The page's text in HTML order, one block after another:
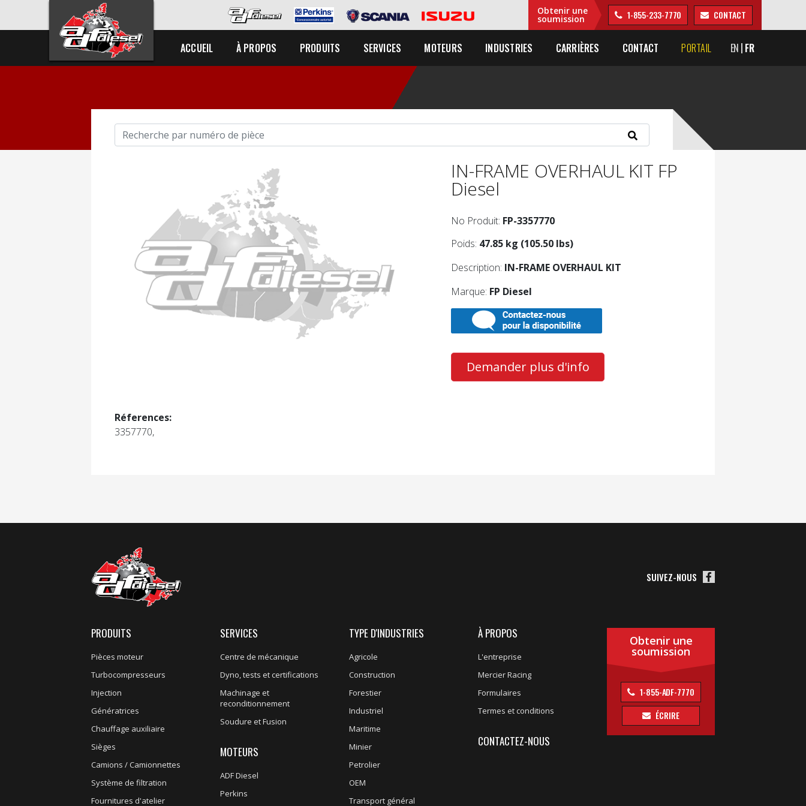
Obtenir une
soumission 1-855-233-7770 CONTACT
ACCUEIL À PROPOS PRODUITS SERVICES MOTEURS INDUSTRIES CARRIÈRES CONTACT PORTAIL EN FR
IN-FRAME OVERHAUL KIT FP
Diesel
No Produit: FP-3357770
Poids: 47.85 kg (105.50 lbs)
Description: IN-FRAME OVERHAUL KIT
Marque: FP Diesel
Demander plus d'info
Réferences:
3357770,
SUIVEZ-NOUS
PRODUITS
Pièces moteur
Turbocompresseurs
Injection
Génératrices
Chauffage auxiliaire
Sièges
Camions / Camionnettes
Système de filtration
Fournitures d'atelier
SERVICES
Centre de mécanique
Dyno, tests et certifications
Machinage et
reconditionnement
Soudure et Fusion
MOTEURS
ADF Diesel
Perkins
TYPE D'INDUSTRIES
Agricole
Construction
Forestier
Industriel
Maritime
Minier
Petrolier
OEM
Transport général
À PROPOS
L'entreprise
Mercier Racing
Formulaires
Termes et conditions
CONTACTEZ-NOUS
Obtenir une
soumission
1-855-ADF-7770
ÉCRIRE